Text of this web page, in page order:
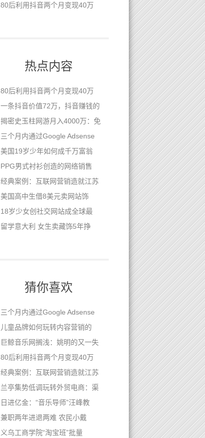
80后利用抖音两个月变现40万
热点内容
80后利用抖音两个月变现40万
一条抖音价值72万，抖音赚钱的
揭密史玉柱网游月入4000万：免
三个月内通过Google Adsense
美国19岁少年如何成千万富翁
PPG男式衬衫创造的网络销售
经典案例：互联网营销造就江苏
美国高中生借8美元卖网站饰
18岁少女创社交网站成全球最
留学意大利 女生卖藏饰5年挣
猜你喜欢
三个月内通过Google Adsense
儿童品牌如何玩转内容营销的
巨鲸音乐网搁浅：姚明的又一失
80后利用抖音两个月变现40万
经典案例：互联网营销造就江苏
兰亭集势低调玩转外贸电商：渠
日进亿金：“音乐导师”汪峰教
兼职两年进退两难 农民小戴
义乌工商学院“淘宝班”批量